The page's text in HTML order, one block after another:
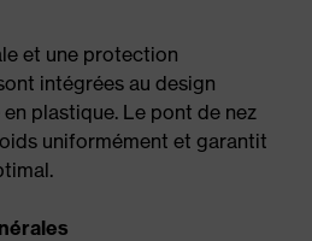
et une protection
intégrées au design
plastique. Le pont de nez
uniformément et garantit